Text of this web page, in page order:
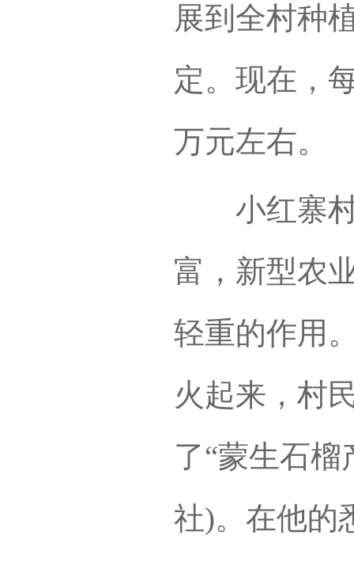
展到全村种
定。现在，
万元左右。
小红寨村
富，新型农
轻重的作用
火起来，村
了“蒙生石
社)。在他的